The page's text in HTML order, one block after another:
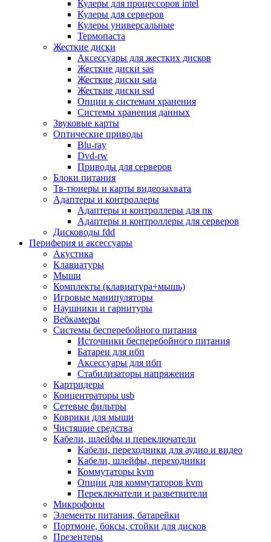
Микрофоны
Элементы питания, батарейки
Портмоне, боксы, стойки для дисков
Презентеры
Виртуальные очки
Аксессуары и опции для ноутбуков
Клавиатуры для ноутбуков
Сумки
Адаптеры и зарядные устройства
Подставки
Док станции, порт репликаторы
Батареи
Разное
Носители информации
Внешние жесткие диски
Карты памяти
Оптические носители
Blu-ray
Cd-r
Cd-rw
Dvd-r
Dvdrw
Серверы
Программное обеспечение
Операционные системы
Антивирусное по
Офисные приложения
Неттопы, тонкие клиенты, платформы nuc
Микрокомпьютеры
Опции для компьютеров
Бытовая техника
Кухонная техника
Блендеры, измельчители
Блинницы
Вакуумные упаковщики
Весы кухонные
Гриль
Дистилляторы
Йогуртницы
Кофеварки и кофемашины
Кофемолки
Кухонные комбайны
Ломтерезки
Микроволновые печи
Миксеры
Мини-печи
Мойки
Мультиварки
Кулеры для процессоров intel
Кулеры для серверов
Кулеры универсальные
Термопаста
Жесткие диски
Аксессуары для жестких дисков
Жесткие диски sas
Жесткие диски sata
Жесткие диски ssd
Опции к системам хранения
Системы хранения данных
Звуковые карты
Оптические приводы
Blu-ray
Dvd-rw
Приводы для серверов
Блоки питания
Тв-тюнеры и карты видеозахвата
Адаптеры и контроллеры
Адаптеры и контроллеры для пк
Адаптеры и контроллеры для серверов
Дисководы fdd
Периферия и аксессуары
Акустика
Клавиатуры
Мыши
Комплекты (клавиатура+мышь)
Игровые манипуляторы
Наушники и гарнитуры
Вебкамеры
Системы бесперебойного питания
Источники бесперебойного питания
Батареи для ибп
Аксессуары для ибп
Стабилизаторы напряжения
Картридеры
Концентраторы usb
Сетевые фильтры
Коврики для мыши
Чистящие средства
Кабели, шлейфы и переключатели
Кабели, переходники для аудио и видео
Кабели, шлейфы, переходники
Коммутаторы kvm
Опции для коммутаторов kvm
Переключатели и разветвители
Микрофоны
Элементы питания, батарейки
Портмоне, боксы, стойки для дисков
Презентеры